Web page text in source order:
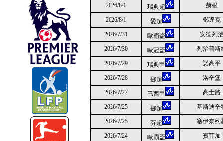
2026/8/1 瑞典超 赫根
2026/8/1 愛超 鄧達克
2026/7/31 歐霸盃 安德列治
2026/7/30 歐冠盃 列治普斯
2026/7/29 瑞典甲 諾高平
2026/7/28 挪超 洛辛堡
2026/7/27 巴西甲 高士路
2026/7/25 挪超 基斯迪辛
2026/7/25 芬超 塞伊奈約
2026/7/24 歐霸盃 賓菲加